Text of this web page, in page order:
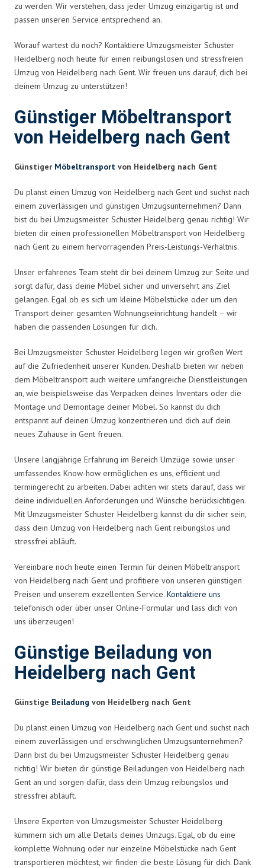
zu werden. Wir verstehen, dass jeder Umzug einzigartig ist und
passen unseren Service entsprechend an.
Worauf wartest du noch? Kontaktiere Umzugsmeister Schuster
Heidelberg noch heute für einen reibungslosen und stressfreien
Umzug von Heidelberg nach Gent. Wir freuen uns darauf, dich bei
deinem Umzug zu unterstützen!
Günstiger Möbeltransport
von Heidelberg nach Gent
Günstiger Möbeltransport von Heidelberg nach Gent
Du planst einen Umzug von Heidelberg nach Gent und suchst nach
einem zuverlässigen und günstigen Umzugsunternehmen? Dann
bist du bei Umzugsmeister Schuster Heidelberg genau richtig! Wir
bieten dir einen professionellen Möbeltransport von Heidelberg
nach Gent zu einem hervorragenden Preis-Leistungs-Verhältnis.
Unser erfahrenes Team steht dir bei deinem Umzug zur Seite und
sorgt dafür, dass deine Möbel sicher und unversehrt ans Ziel
gelangen. Egal ob es sich um kleine Möbelstücke oder um den
Transport deiner gesamten Wohnungseinrichtung handelt – wir
haben die passenden Lösungen für dich.
Bei Umzugsmeister Schuster Heidelberg legen wir großen Wert
auf die Zufriedenheit unserer Kunden. Deshalb bieten wir neben
dem Möbeltransport auch weitere umfangreiche Dienstleistungen
an, wie beispielsweise das Verpacken deines Inventars oder die
Montage und Demontage deiner Möbel. So kannst du dich
entspannt auf deinen Umzug konzentrieren und dich auf dein
neues Zuhause in Gent freuen.
Unsere langjährige Erfahrung im Bereich Umzüge sowie unser
umfassendes Know-how ermöglichen es uns, efficient und
termingerecht zu arbeiten. Dabei achten wir stets darauf, dass wir
deine individuellen Anforderungen und Wünsche berücksichtigen.
Mit Umzugsmeister Schuster Heidelberg kannst du dir sicher sein,
dass dein Umzug von Heidelberg nach Gent reibungslos und
stressfrei abläuft.
Vereinbare noch heute einen Termin für deinen Möbeltransport
von Heidelberg nach Gent und profitiere von unseren günstigen
Preisen und unserem exzellenten Service. Kontaktiere uns
telefonisch oder über unser Online-Formular und lass dich von
uns überzeugen!
Günstige Beiladung von
Heidelberg nach Gent
Günstige Beiladung von Heidelberg nach Gent
Du planst einen Umzug von Heidelberg nach Gent und suchst nach
einem zuverlässigen und erschwinglichen Umzugsunternehmen?
Dann bist du bei Umzugsmeister Schuster Heidelberg genau
richtig! Wir bieten dir günstige Beiladungen von Heidelberg nach
Gent an und sorgen dafür, dass dein Umzug reibungslos und
stressfrei abläuft.
Unsere Experten von Umzugsmeister Schuster Heidelberg
kümmern sich um alle Details deines Umzugs. Egal, ob du eine
komplette Wohnung oder nur einzelne Möbelstücke nach Gent
transportieren möchtest, wir finden die beste Lösung für dich. Dank